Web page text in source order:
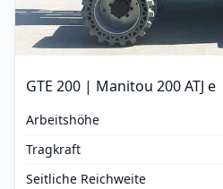
GTE 200 | Manitou 200 ATJ e
Arbeitshöhe
Tragkraft
Seitliche Reichweite